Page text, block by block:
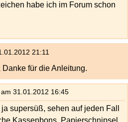
habe ich im Forum schon
21:11
für die Anleitung.
31.01.2012 16:45
supersüß, sehen auf jeden Fall
Kassenbons, Papierschnipsel